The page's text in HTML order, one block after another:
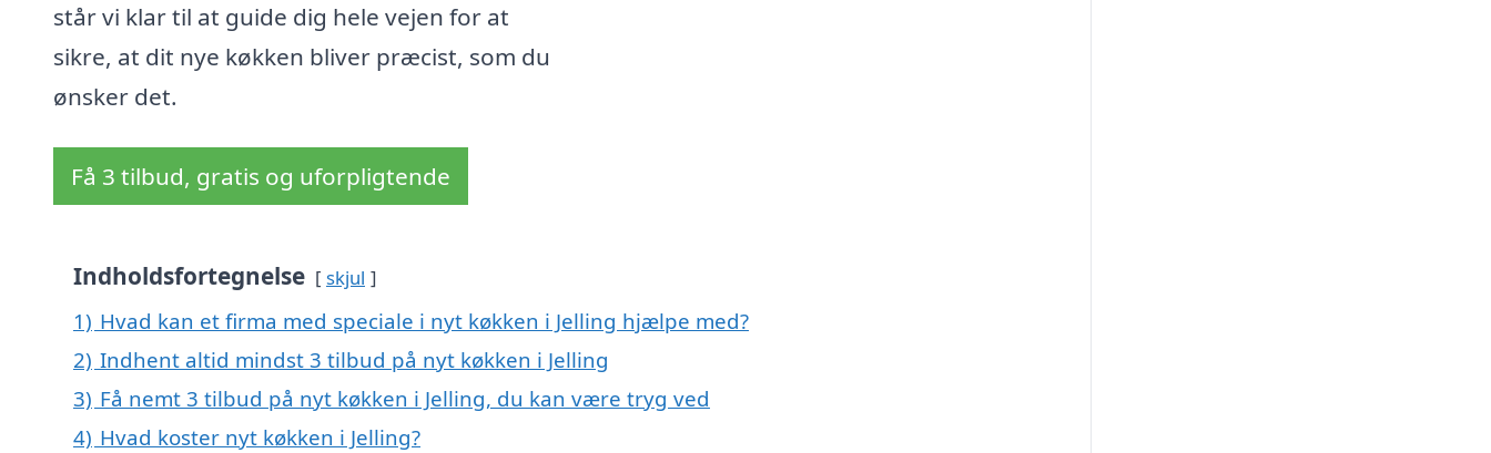
står vi klar til at guide dig hele vejen for at
sikre, at dit nye køkken bliver præcist, som du
ønsker det.
Få 3 tilbud, gratis og uforpligtende
Indholdsfortegnelse skjul
1) Hvad kan et firma med speciale i nyt køkken i Jelling hjælpe med?
2) Indhent altid mindst 3 tilbud på nyt køkken i Jelling
3) Få nemt 3 tilbud på nyt køkken i Jelling, du kan være tryg ved
4) Hvad koster nyt køkken i Jelling?